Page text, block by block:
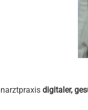
digitaler,